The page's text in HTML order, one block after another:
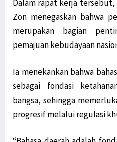
Dalam rapat kerja
Zon menegaskan bahwa
merupakan bagian
pemajuan kebudayaan
Ia menekankan bahwa
sebagai fondasi
bangsa, sehingga
progresif melalui regulasi